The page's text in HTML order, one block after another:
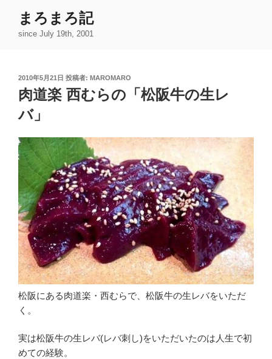
まろまろ記
since July 19th, 2001
投
稿
日:
2010年5月21日 投稿者: MAROMARO
肉道楽 西むらの「松阪牛の生レ
バ」
松阪にある肉道楽・西むらで、松阪牛の生レバをいただ
く。
実は松阪牛の生レバ(レバ刺し)をいただいたのは人生で初
めての経験。